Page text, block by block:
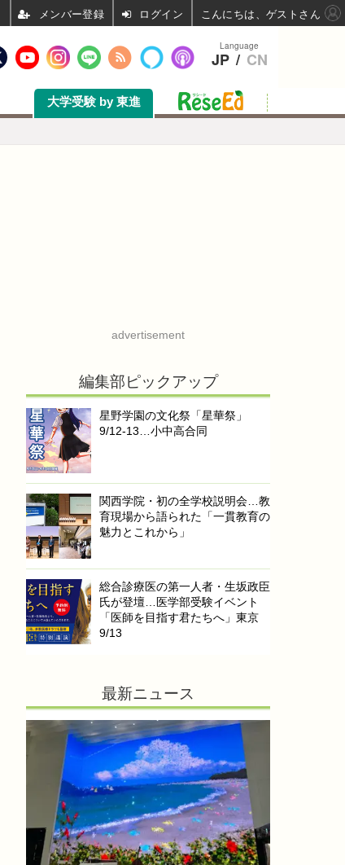
大学受験 by 東進
advertisement
編集部ピックアップ
星野学園の文化祭「星華祭」
9/12-13…小中高合同
関西学院・初の全学校説明会…教
育現場から語られた「一貫教育の
魅力とこれから」
総合診療医の第一人者・生坂政臣
氏が登壇…医学部受験イベント
「医師を目指す君たちへ」東京
9/13
最新ニュース
Language
JP / CN
ログイン こんにちは、ゲストさん